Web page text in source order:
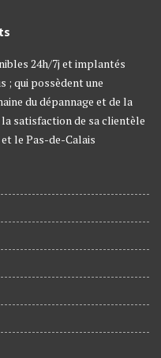
24h/7j et implantés
; qui possèdent une
du dépannage et de la
satisfaction de sa clientèle
le Pas-de-Calais